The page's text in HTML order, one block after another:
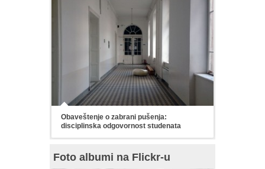
Obaveštenje o zabrani pušenja:
disciplinska odgovornost studenata
Foto albumi na Flickr-u